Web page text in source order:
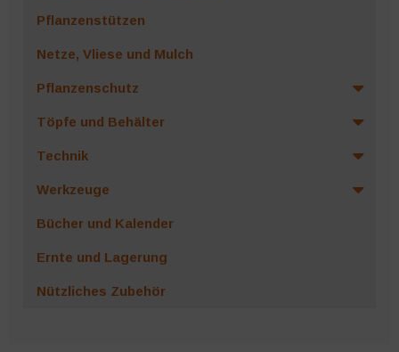
Pflanzenstützen
Netze, Vliese und Mulch
Pflanzenschutz
Töpfe und Behälter
Technik
Werkzeuge
Bücher und Kalender
Ernte und Lagerung
Nützliches Zubehör